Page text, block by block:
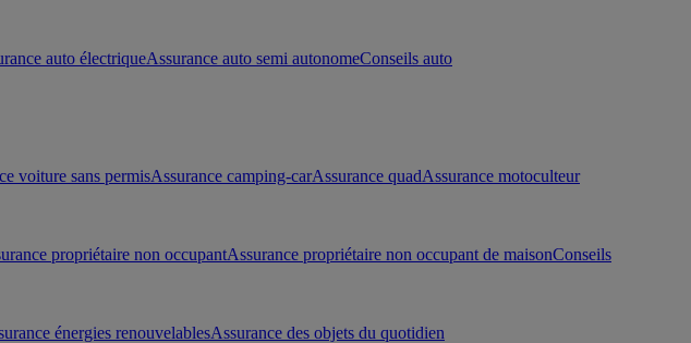
auto électriqueAssurance auto semi autonomeConseils auto
voiture sans permisAssurance camping-carAssurance quadAssurance motoculteur
propriétaire non occupantAssurance propriétaire non occupant de maisonConseils
énergies renouvelablesAssurance des objets du quotidien